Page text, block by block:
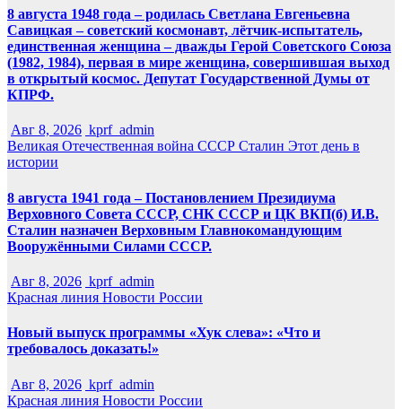
8 августа 1948 года – родилась Светлана Евгеньевна
Савицкая – советский космонавт, лётчик-испытатель,
единственная женщина – дважды Герой Советского Союза
(1982, 1984), первая в мире женщина, совершившая выход
в открытый космос. Депутат Государственной Думы от
КПРФ.
Авг 8, 2026 kprf_admin
Великая Отечественная война СССР Сталин Этот день в
истории
8 августа 1941 года – Постановлением Президиума
Верховного Совета СССР, СНК СССР и ЦК ВКП(б) И.В.
Сталин назначен Верховным Главнокомандующим
Вооружёнными Силами СССР.
Авг 8, 2026 kprf_admin
Красная линия Новости России
Новый выпуск программы «Хук слева»: «Что и
требовалось доказать!»
Авг 8, 2026 kprf_admin
Красная линия Новости России